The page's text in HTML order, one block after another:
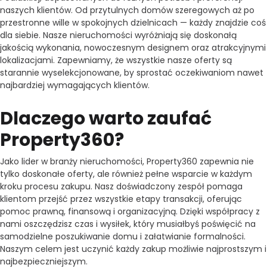
naszych klientów. Od przytulnych domów szeregowych aż po
przestronne wille w spokojnych dzielnicach — każdy znajdzie coś
dla siebie. Nasze nieruchomości wyróżniają się doskonałą
jakością wykonania, nowoczesnym designem oraz atrakcyjnymi
lokalizacjami. Zapewniamy, że wszystkie nasze oferty są
starannie wyselekcjonowane, by sprostać oczekiwaniom nawet
najbardziej wymagających klientów.
Dlaczego warto zaufać
Property360?
Jako lider w branży nieruchomości, Property360 zapewnia nie
tylko doskonałe oferty, ale również pełne wsparcie w każdym
kroku procesu zakupu. Nasz doświadczony zespół pomaga
klientom przejść przez wszystkie etapy transakcji, oferując
pomoc prawną, finansową i organizacyjną. Dzięki współpracy z
nami oszczędzisz czas i wysiłek, który musiałbyś poświęcić na
samodzielne poszukiwanie domu i załatwianie formalności.
Naszym celem jest uczynić każdy zakup możliwie najprostszym i
najbezpieczniejszym.